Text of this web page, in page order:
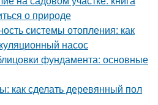
о природе
системы отопления: как
насос
фундамента: основные
как сделать деревянный пол